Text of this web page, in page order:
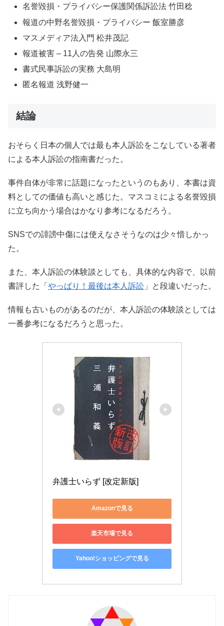
名誉毀損・プライバシー保護関係訴訟法 竹田稔
報道の中野名誉毀損・プライバシー 飯室勝彦
マスメディア法入門 松井茂記
報道被害 – 11人の告発 山際永三
書式民事訴訟の実務 大島明
匿名報道 浅野健一
結論
おそらく日本の個人では最も本人訴訟をこなしている著者
による本人訴訟の指南書だった。
事件自体が非常に話題になったというのもあり、本書は資
料としての価値も高いと感じた。マスコミによる名誉毀損
に立ち向かう場合はかなり参考になるだろう。
SNSでの誹謗中傷には使えなさそうなのは少々惜しかっ
た。
また、本人訴訟の体験談としても、具体的な内容で、以前
書評した「 やっぱり！最後は本人訴訟 」と段違いだった。
情報も古いものがあるのだが、本人訴訟の体験談としては
一番参考になるだろうと思った。
弁護士いらず [改定新版]
Amazonで見る
楽天市場で見る
Yahoo!ショッピングで見る